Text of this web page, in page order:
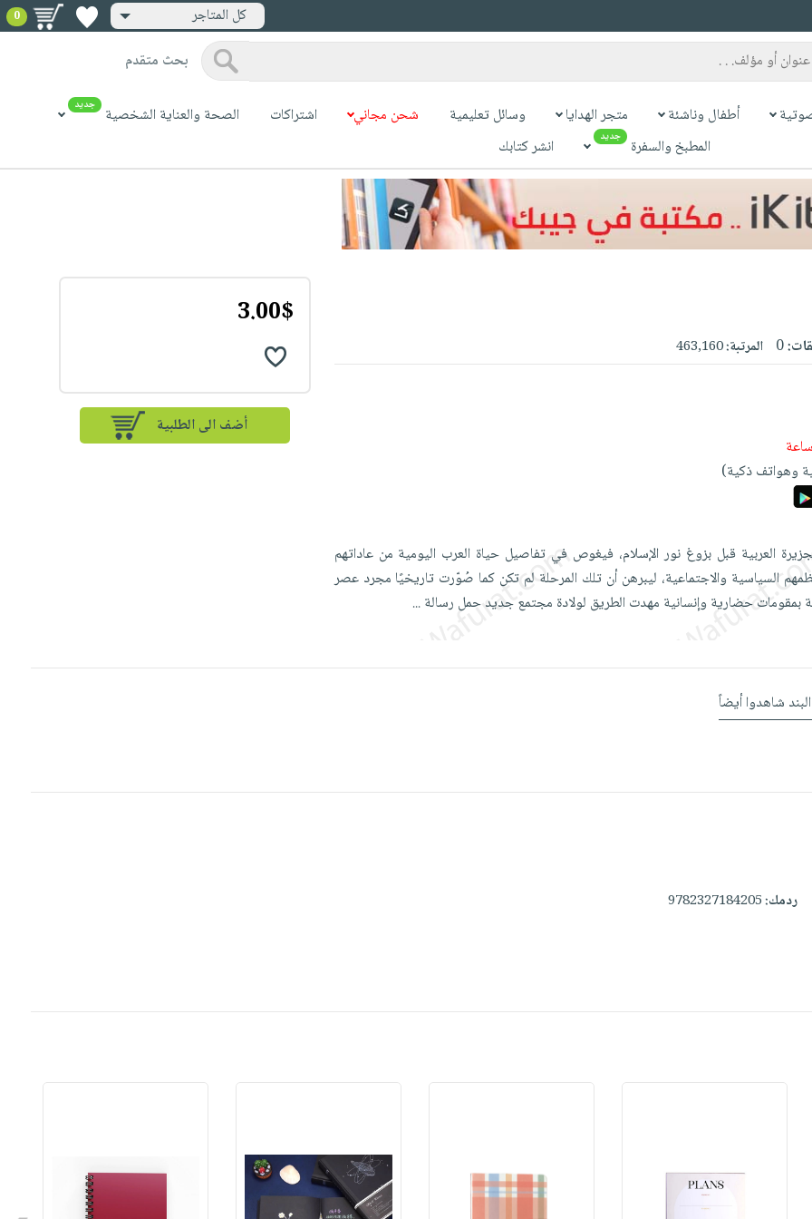
كل المتاجر 0
بحث متقدم
أطفال وناشئة متجر الهدايا وسائل تعليمية شحن مجاني اشتراكات الصحة والعناية الشخصية جديد
المطبخ والسفرة جديد انشر كتابك
0 المرتبة:463,160
وهواتف ذكية)
العربية قبل بزوغ نور الإسلام، فيغوص في تفاصيل حياة العرب اليومية من عاداتهم
السياسية والاجتماعية، ليبرهن أن تلك المرحلة لم تكن كما صُوّرت تاريخيًا مجرد عصر
حضارية وإنسانية مهدت الطريق لولادة مجتمع جديد حمل رسالة...
3.00$
أضف الى الطلبية
شاهدوا أيضاً
ردمك:9782327184205